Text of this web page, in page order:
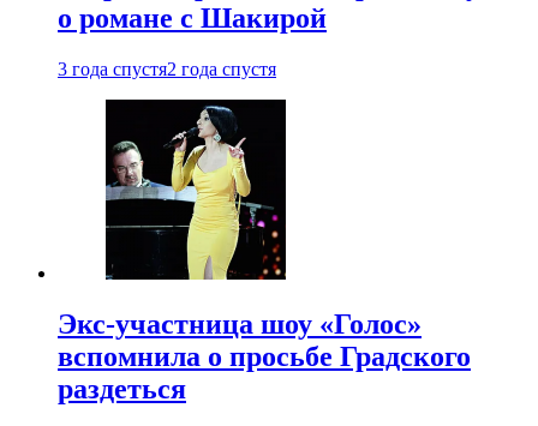
о романе с Шакирой
3 года спустя2 года спустя
Экс-участница шоу «Голос»
вспомнила о просьбе Градского
раздеться